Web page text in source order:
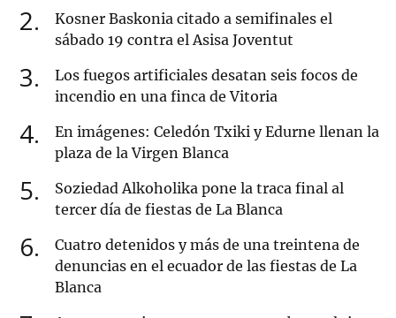
2
Kosner Baskonia citado a semifinales el
sábado 19 contra el Asisa Joventut
3
Los fuegos artificiales desatan seis focos de
incendio en una finca de Vitoria
4
En imágenes: Celedón Txiki y Edurne llenan la
plaza de la Virgen Blanca
5
Soziedad Alkoholika pone la traca final al
tercer día de fiestas de La Blanca
6
Cuatro detenidos y más de una treintena de
denuncias en el ecuador de las fiestas de La
Blanca